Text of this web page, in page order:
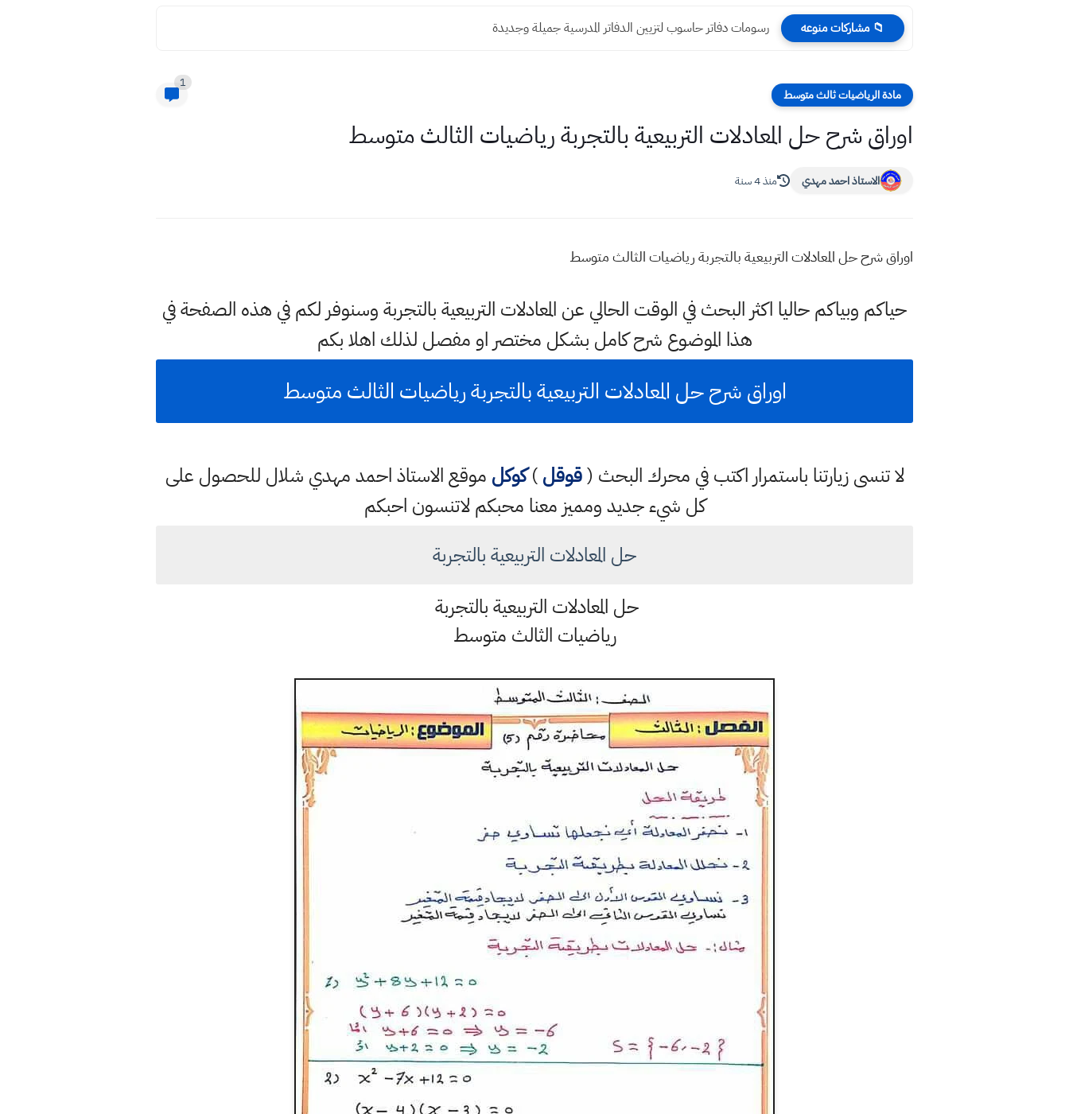
📁 مشاركات منوعه رسومات دفاتر حاسوب لتزيين الدفاتر المدرسية جميلة وجديدة
مادة الرياضيات ثالث متوسط
1
اوراق شرح حل المعادلات التربيعية بالتجربة رياضيات الثالث متوسط
الاستاذ احمد مهدي منذ 4 سنة
اوراق شرح حل المعادلات التربيعية بالتجربة رياضيات الثالث متوسط
حياكم وبياكم حاليا اكثر البحث في الوقت الحالي عن المعادلات التربيعية بالتجربة وسنوفر لكم في هذه الصفحة في
هذا الموضوع شرح كامل بشكل مختصر او مفصل لذلك اهلا بكم
اوراق شرح حل المعادلات التربيعية بالتجربة رياضيات الثالث متوسط
لا تنسى زيارتنا باستمرار اكتب في محرك البحث (قوقل)كوكل موقع الاستاذ احمد مهدي شلال للحصول على
كل شيء جديد ومميز معنا محبكم لاتنسون احبكم
حل المعادلات التربيعية بالتجربة
حل المعادلات التربيعية بالتجربة
رياضيات الثالث متوسط